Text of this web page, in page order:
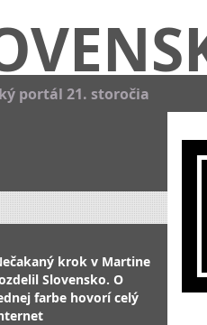
portál 21. storočia
krok v Martine
Slovensko. O
farbe hovorí celý